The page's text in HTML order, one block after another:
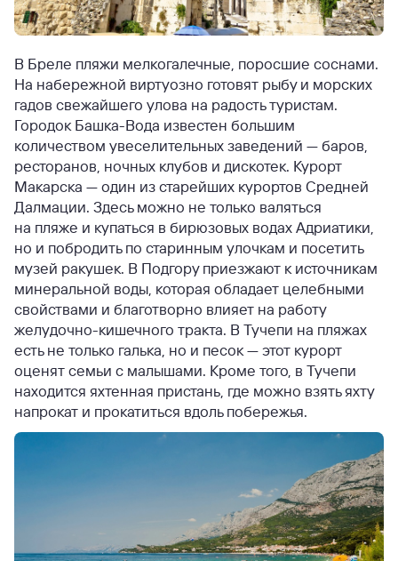
В Бреле пляжи мелкогалечные, поросшие соснами.
На набережной виртуозно готовят рыбу и морских
гадов свежайшего улова на радость туристам.
Городок Башка-Вода известен большим
количеством увеселительных заведений — баров,
ресторанов, ночных клубов и дискотек. Курорт
Макарска — один из старейших курортов Средней
Далмации. Здесь можно не только валяться
на пляже и купаться в бирюзовых водах Адриатики,
но и побродить по старинным улочкам и посетить
музей ракушек. В Подгору приезжают к источникам
минеральной воды, которая обладает целебными
свойствами и благотворно влияет на работу
желудочно-кишечного тракта. В Тучепи на пляжах
есть не только галька, но и песок — этот курорт
оценят семьи с малышами. Кроме того, в Тучепи
находится яхтенная пристань, где можно взять яхту
напрокат и прокатиться вдоль побережья.